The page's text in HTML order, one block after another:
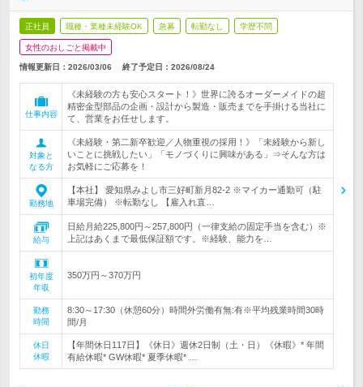
正社員 職種・業種未経験OK 急募 転勤なし 学歴不問
女性のおしごと掲載中
情報更新日：2026/03/06 終了予定日： 2026/08/24
仕事内容
《未経験の方も安心スタート！》世界に誇るオーダーメイドの超
精密金型部品の企画・設計から製造・販売までを手掛ける当社に
て、営業をお任せします。
対象と
なる方
《未経験・第二新卒歓迎／人物重視の採用！》「未経験から新し
いことに挑戦したい」「モノづくりに興味がある」⇒そんな方は
お気軽にご応募を！
勤務地
【本社】 愛知県みよし市三好町新月82-2 ※マイカー通勤可（駐
車場完備） ※転勤なし 【雇入れ直…
給与
日給月給225,800円～257,800円（一律支給の固定手当を含む）※
上記はあくまで最低保証額です。※経験、能力を…
初年度
年収
350万円～370万円
勤務
時間
8:30～17:30（休憩60分）時間外労働有無:有※平均残業時間30時
間/月
休日
休暇
【年間休日117日】《休日》週休2日制（土・日）《休暇》* 年間
有給休暇* GW休暇* 夏季休暇* …